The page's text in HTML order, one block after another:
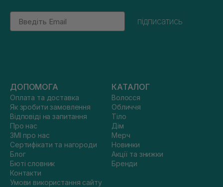
Email
підписатись
ДОПОМОГА
Оплата та доставка
Як зробити замовлення
Відповіді на запитання
Про нас
ЗМІ про нас
Сертифікати та нагороди
Блог
Бюті словник
Контакти
Умови використання сайту
КАТАЛОГ
Волосся
Обличчя
Тіло
Дім
Мерч
Новинки
Акції та знижки
Бренди